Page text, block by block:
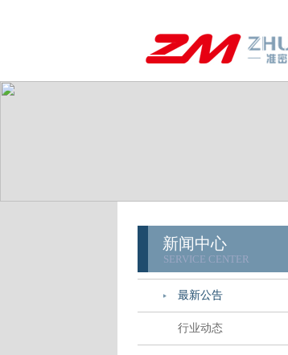
新闻中心
SERVICE CENTER
最新公告
行业动态